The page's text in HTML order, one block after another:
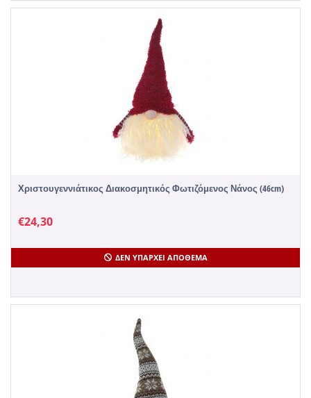
Χριστουγεννιάτικος Διακοσμητικός Φωτιζόμενος Νάνος (46cm)
€24,30
ΔΕΝ ΥΠΆΡΧΕΙ ΑΠΌΘΕΜΑ